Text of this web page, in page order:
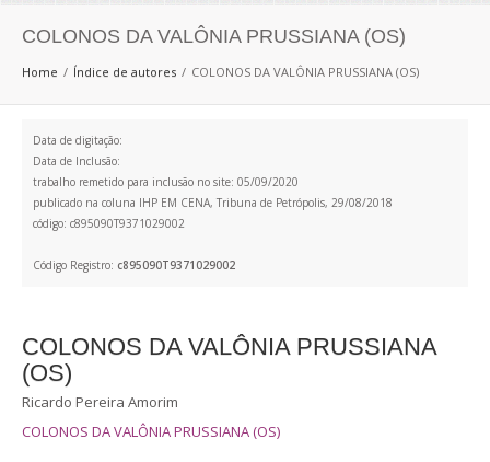
COLONOS DA VALÔNIA PRUSSIANA (OS)
Home Índice de autores COLONOS DA VALÔNIA PRUSSIANA (OS)
Data de digitação:
Data de Inclusão:
trabalho remetido para inclusão no site: 05/09/2020
publicado na coluna IHP EM CENA, Tribuna de Petrópolis, 29/08/2018
código: c895090T9371029002
Código Registro: c895090T9371029002
COLONOS DA VALÔNIA PRUSSIANA
(OS)
Ricardo Pereira Amorim
COLONOS DA VALÔNIA PRUSSIANA (OS)